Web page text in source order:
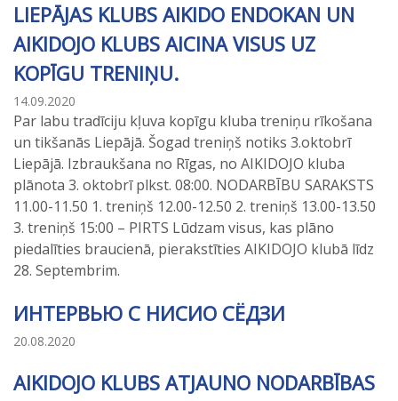
LIEPĀJAS KLUBS AIKIDO ENDOKAN UN
AIKIDOJO KLUBS AICINA VISUS UZ
KOPĪGU TRENIŅU.
14.09.2020
Par labu tradīciju kļuva kopīgu kluba treniņu rīkošana
un tikšanās Liepājā. Šogad treniņš notiks 3.oktobrī
Liepājā. Izbraukšana no Rīgas, no AIKIDOJO kluba
plānota 3. oktobrī plkst. 08:00. NODARBĪBU SARAKSTS
11.00-11.50 1. treniņš 12.00-12.50 2. treniņš 13.00-13.50
3. treniņš 15:00 – PIRTS Lūdzam visus, kas plāno
piedalīties braucienā, pierakstīties AIKIDOJO klubā līdz
28. Septembrim.
ИНТЕРВЬЮ С НИСИО СЁДЗИ
20.08.2020
AIKIDOJO KLUBS ATJAUNO NODARBĪBAS